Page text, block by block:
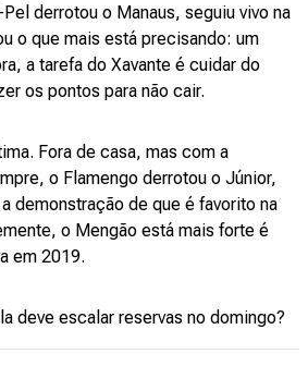
derrotou o Manaus, seguiu vivo na
o que mais está precisando: um
a tarefa do Xavante é cuidar do
os pontos para não cair.
Fora de casa, mas com a
o Flamengo derrotou o Júnior,
demonstração de que é favorito na
o Mengão está mais forte é
em 2019.
deve escalar reservas no domingo?